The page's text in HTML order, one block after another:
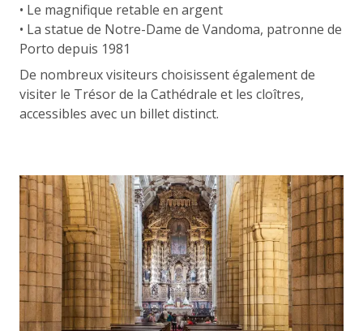
• Le magnifique retable en argent
• La statue de Notre-Dame de Vandoma, patronne de
Porto depuis 1981
De nombreux visiteurs choisissent également de
visiter le Trésor de la Cathédrale et les cloîtres,
accessibles avec un billet distinct.